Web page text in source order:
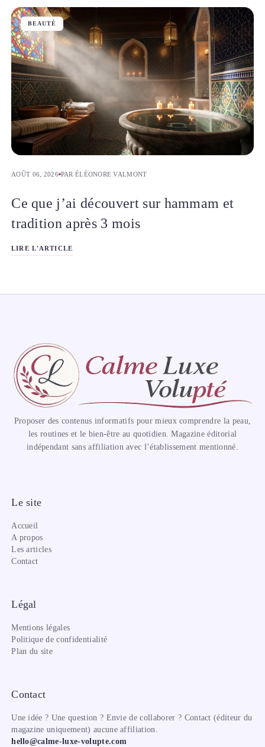
BEAUTÉ
AOÛT 06, 2026 PAR ÉLÉONORE VALMONT
Ce que j’ai découvert sur hammam et
tradition après 3 mois
LIRE L'ARTICLE
Proposer des contenus informatifs pour mieux comprendre la peau,
les routines et le bien-être au quotidien. Magazine éditorial
indépendant sans affiliation avec l’établissement mentionné.
Le site
Accueil
A propos
Les articles
Contact
Légal
Mentions légales
Politique de confidentialité
Plan du site
Contact
Une idée ? Une question ? Envie de collaborer ? Contact (éditeur du
magazine uniquement) aucune affiliation.
hello@calme-luxe-volupte.com